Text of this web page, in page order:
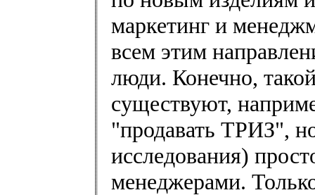
маркетинг и
всем этим
люди. Конечно,
существуют,
"продавать ТРИЗ",
исследования)
менеджерами.